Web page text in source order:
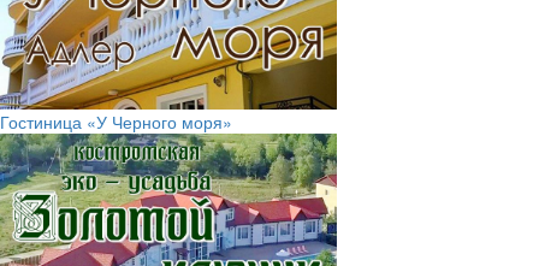
Гостиница «У Черного моря»